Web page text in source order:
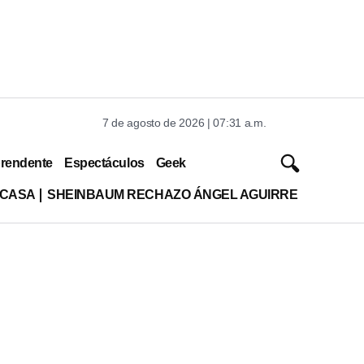
7 de agosto de 2026 | 07:31 a.m.
Espectáculos Geek
SHEINBAUM RECHAZO ÁNGEL AGUIRRE